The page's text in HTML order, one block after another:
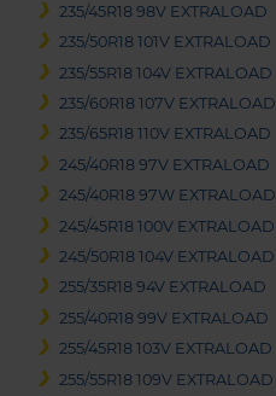
235/45R18 98V EXTRALOAD
235/50R18 101V EXTRALOAD
235/55R18 104V EXTRALOAD
235/60R18 107V EXTRALOAD
235/65R18 110V EXTRALOAD
245/40R18 97V EXTRALOAD
245/40R18 97W EXTRALOAD
245/45R18 100V EXTRALOAD
245/50R18 104V EXTRALOAD
255/35R18 94V EXTRALOAD
255/40R18 99V EXTRALOAD
255/45R18 103V EXTRALOAD
255/55R18 109V EXTRALOAD